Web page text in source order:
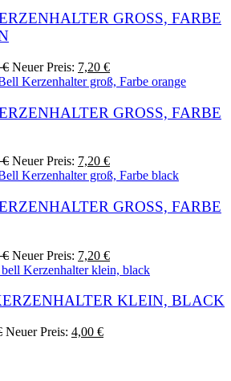
23,90 €
11,90 €.
GROSS, FARBE M
€ Ursprünglicher
Preis
12,00 €
Neuer Preis: 7,20 €Aktueller
Preis
7,20 €.
GROSS, FARBE O
€ Ursprünglicher
Preis
12,00 €
Neuer Preis: 7,20 €Aktueller
Preis
7,20 €.
GROSS, FARBE B
€ Ursprünglicher
Preis
12,00 €
Neuer Preis: 7,20 €Aktueller
Preis
7,20 €.
KLEIN, BLACK
Ursprünglicher
Neuer Preis: 4,00 €Aktueller